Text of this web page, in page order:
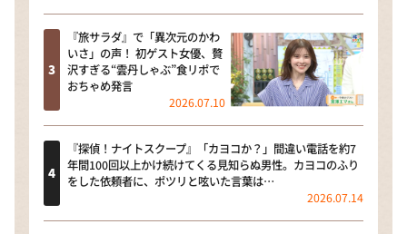
『旅サラダ』で「異次元のかわ
いさ」の声！ 初ゲスト女優、贅
沢すぎる“雲丹しゃぶ”食リポで
おちゃめ発言
2026.07.10
『探偵！ナイトスクープ』「カヨコか？」間違い電話を約7
年間100回以上かけ続けてくる見知らぬ男性。カヨコのふり
をした依頼者に、ポツリと呟いた言葉は…
2026.07.14